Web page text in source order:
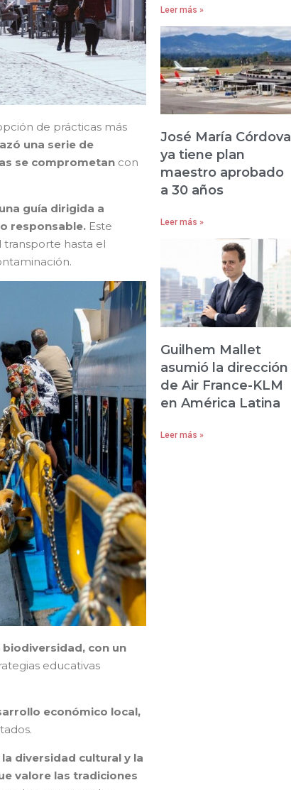
de prácticas más
una serie de
se comprometan con
guía dirigida a
responsable. Este
hasta el
con un
educativas
económico local,
diversidad cultural y la
valore las tradiciones
Leer más »
José María Córdova
ya tiene plan
maestro aprobado
a 30 años
Leer más »
Guilhem Mallet
asumió la dirección
de Air France-KLM
en América Latina
Leer más »